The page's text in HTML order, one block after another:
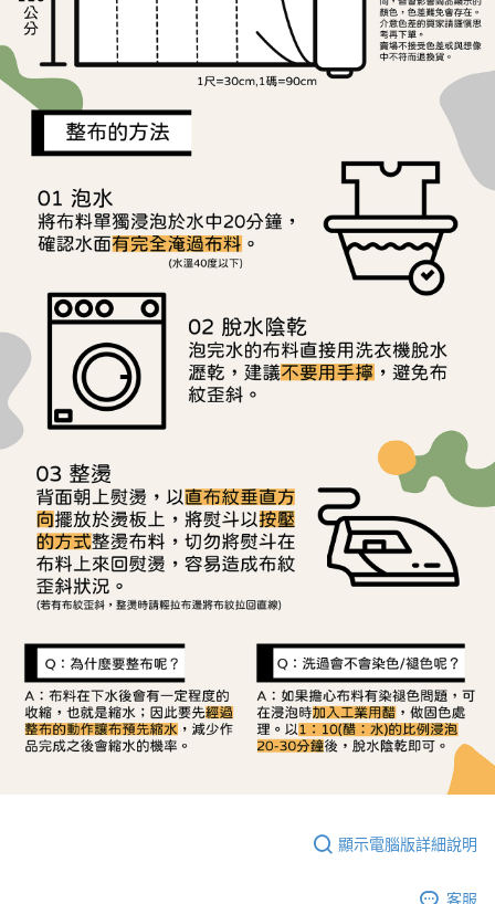
※ 交易是否成功請以「AFTEE先享後付 」之結帳頁面顯示為準，若有關於
是否繳費成功／繳費後需取消欲退款等相關疑問，請聯繫「AFTEE先享後付
客戶支援中心」 https://netprotections.freshdesk.com/support/home
【注意事項】
１．透過由恩沛科技股份有限公司提供之「AFTEE先享後付」服務完成之交
易，需依本服務之必要範圍內提供個人資料，並將交易相關給付款項請求債
權轉讓予恩沛科技股份有限公司。
https://aftee.tw/terms/#terms3
３．未成年的使用者請事先徵得法定代理人或監護人之同意方可使用
「AFTEE先享後付」，若未經同意申辦者引起之損失，本公司不負相關責
任。
４．使用「AFTEE先享後付」時，將依據個別帳號之用戶狀況，依本公司即
時審查核予不同之上限額度；若仍有額度不足之情形，本公司將視審查結果
請求用戶進行身份認證。
５．嚴禁一人註冊多個帳號或使用他人資訊註冊。若發現惡意使用之情形，
恩沛科技股份有限公司將有權停止該用戶之使用額度並採取法律行動。
離島宅配
每筆NT$240
顯示電腦版詳細說明
客服